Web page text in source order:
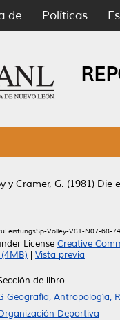
de Políticas
y Cramer, G. (1981) Die
Volley-V81-N07-68-
License Creative
Vista previa
de libro.
Geografía, Antropología,
Deportiva